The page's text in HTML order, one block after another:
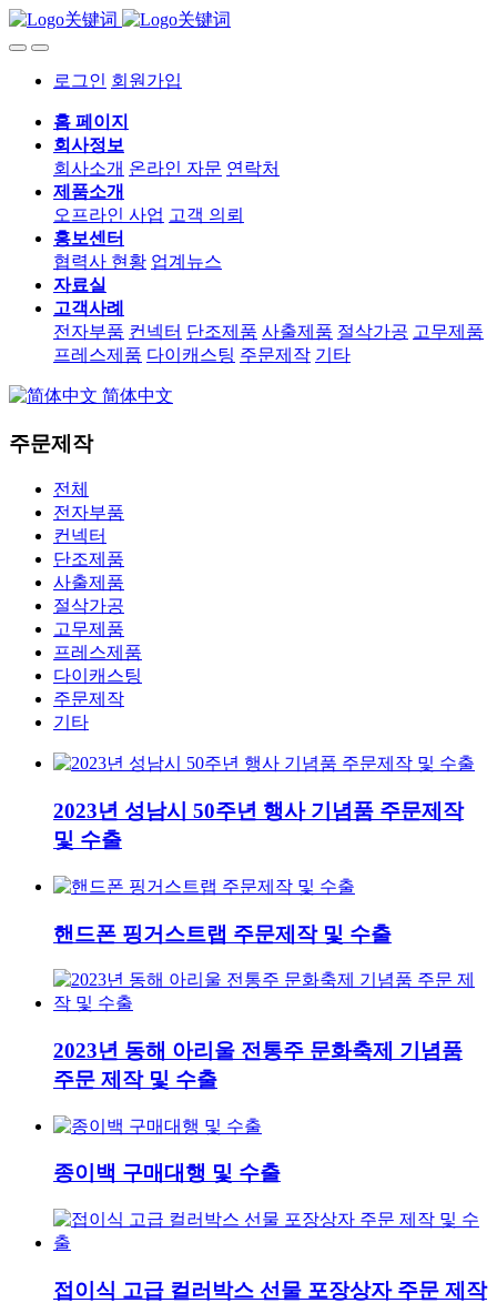
로그인 회원가입
홈 페이지
회사정보
회사소개 온라인 자문 연락처
제품소개
오프라인 사업 고객 의뢰
홍보센터
협력사 현황 업계뉴스
자료실
고객사례
전자부품 컨넥터 단조제품 사출제품 절삭가공 고무제품
프레스제품 다이캐스팅 주문제작 기타
简体中文
주문제작
전체
전자부품
컨넥터
단조제품
사출제품
절삭가공
고무제품
프레스제품
다이캐스팅
주문제작
기타
2023년 성남시 50주년 행사 기념품 주문제작
및 수출
핸드폰 핑거스트랩 주문제작 및 수출
2023년 동해 아리울 전통주 문화축제 기념품
주문 제작 및 수출
종이백 구매대행 및 수출
접이식 고급 컬러박스 선물 포장상자 주문 제작